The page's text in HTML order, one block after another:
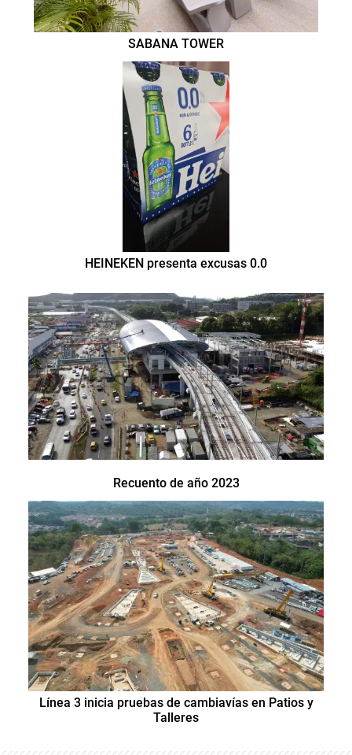
SABANA TOWER
HEINEKEN presenta excusas 0.0
Recuento de año 2023
Línea 3 inicia pruebas de cambiavías en Patios y
Talleres